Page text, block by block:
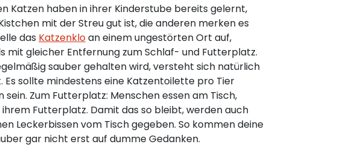
Katzen haben in ihrer Kinderstube bereits gelernt,
mit der Streu gut ist, die anderen merken es
das Katzenkloan einem ungestörten Ort auf,
mit gleicher Entfernung zum Schlaf- und Futterplatz.
sauber gehalten wird, versteht sich natürlich
Es sollte mindestens eine Katzentoilette pro Tier
sein. Zum Futterplatz: Menschen essen am Tisch,
ihrem Futterplatz. Damit das so bleibt, werden auch
Leckerbissen vom Tisch gegeben. So kommen deine
gar nicht erst auf dumme Gedanken.